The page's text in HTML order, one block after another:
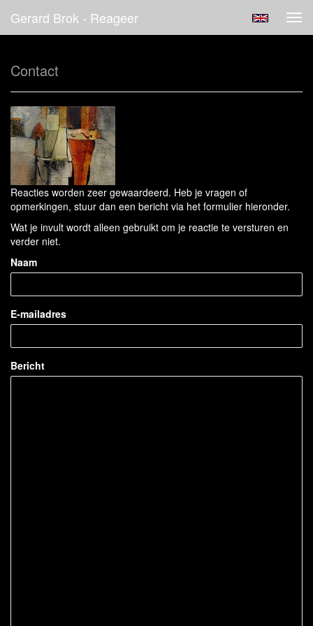
Gerard Brok - Reageer
Contact
Reacties worden zeer gewaardeerd. Heb je vragen of
opmerkingen, stuur dan een bericht via het formulier hieronder.
Wat je invult wordt alleen gebruikt om je reactie te versturen en
verder niet.
Naam
E-mailadres
Bericht